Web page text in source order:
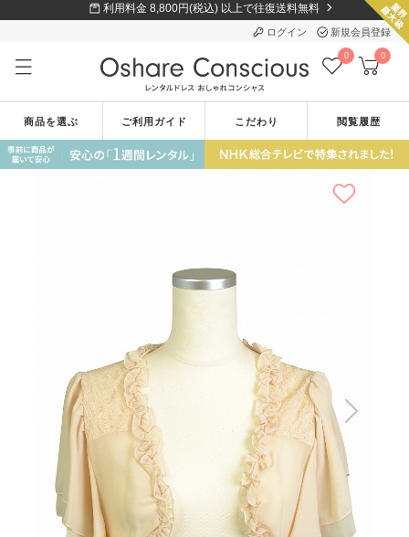
利用料金 8,800円(税込) 以上で往復送料無料
ログイン 新規会員登録
0 0
商品を選ぶ ご利用ガイド こだわり 閲覧履歴